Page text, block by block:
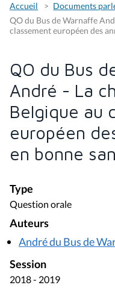
Accueil
Documents
QO du Bus de Warnaffe
classement européen des
QO du Bus
André - La
Belgique au
européen
en bonne
Type
Question orale
Auteurs
André du Bus de
Session
2018 - 2019